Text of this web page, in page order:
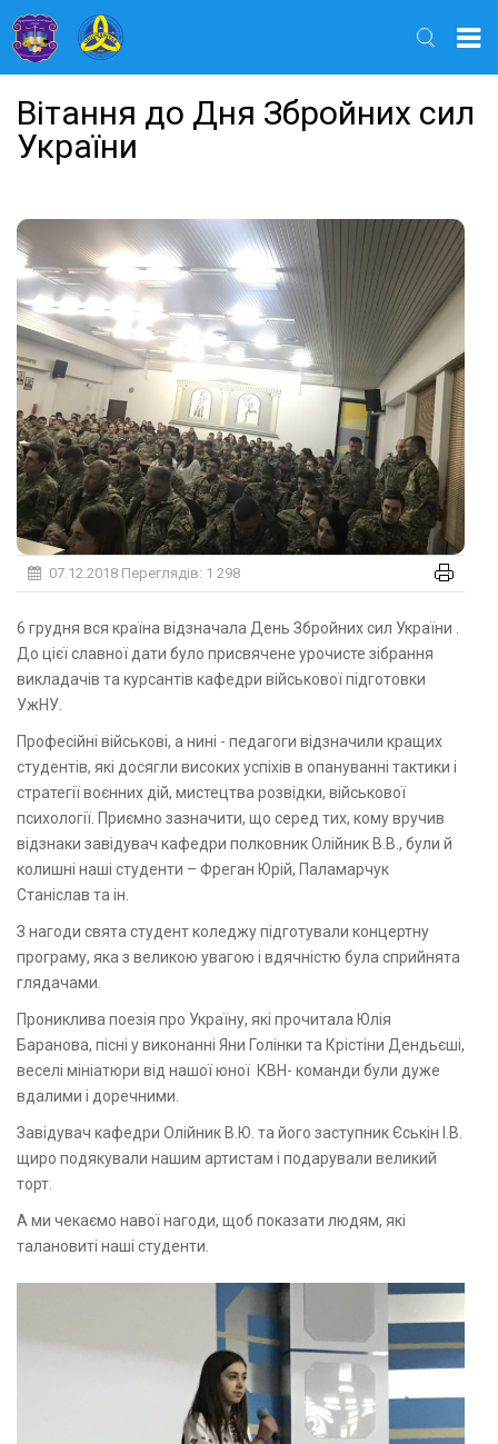
Вітання до Дня Збройних сил
України
07.12.2018 Переглядів: 1 298
6 грудня вся країна відзначала День Збройних сил України .
До цієї славної дати було присвячене урочисте зібрання
викладачів та курсантів кафедри військової підготовки
УжНУ.
Професійні військові, а нині - педагоги відзначили кращих
студентів, які досягли високих успіхів в опануванні тактики і
стратегії воєнних дій, мистецтва розвідки, військової
психології. Приємно зазначити, що серед тих, кому вручив
відзнаки завідувач кафедри полковник Олійник В.В., були й
колишні наші студенти – Фреган Юрій, Паламарчук
Станіслав та ін.
З нагоди свята студент коледжу підготували концертну
програму, яка з великою увагою і вдячністю була сприйнята
глядачами.
Прониклива поезія про Україну, які прочитала Юлія
Баранова, пісні у виконанні Яни Голінки та Крістіни Дендьєші,
веселі мініатюри від нашої юної КВН- команди були дуже
вдалими і доречними.
Завідувач кафедри Олійник В.Ю. та його заступник Єськін І.В.
щиро подякували нашим артистам і подарували великий
торт.
А ми чекаємо навої нагоди, щоб показати людям, які
талановиті наші студенти.